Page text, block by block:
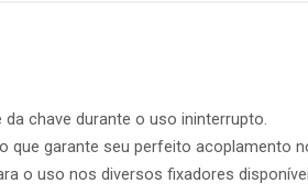
chave durante o uso ininterrupto.
que garante seu perfeito acoplamento
o uso nos diversos fixadores